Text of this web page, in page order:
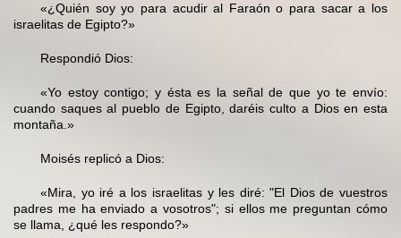
«¿Quién soy yo para acudir al Faraón o para sacar a los
israelitas de Egipto?»
Respondió Dios:
«Yo estoy contigo; y ésta es la señal de que yo te envío:
cuando saques al pueblo de Egipto, daréis culto a Dios en esta
montaña.»
Moisés replicó a Dios:
«Mira, yo iré a los israelitas y les diré: "El Dios de vuestros
padres me ha enviado a vosotros"; si ellos me preguntan cómo
se llama, ¿qué les respondo?»